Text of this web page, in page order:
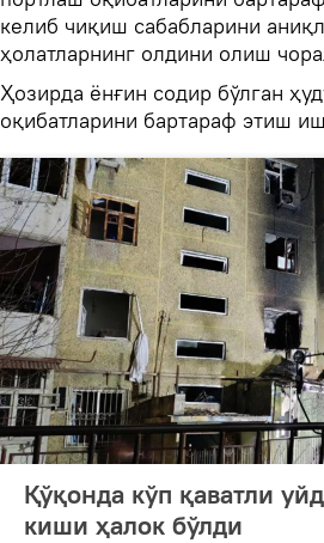
келиб чиқиш сабабларини
ҳолатларнинг олдини олиш
Ҳозирда ёнғин содир бўлган
оқибатларини бартараф этиш
Қўқонда кўп қаватли
киши ҳалок бўлди